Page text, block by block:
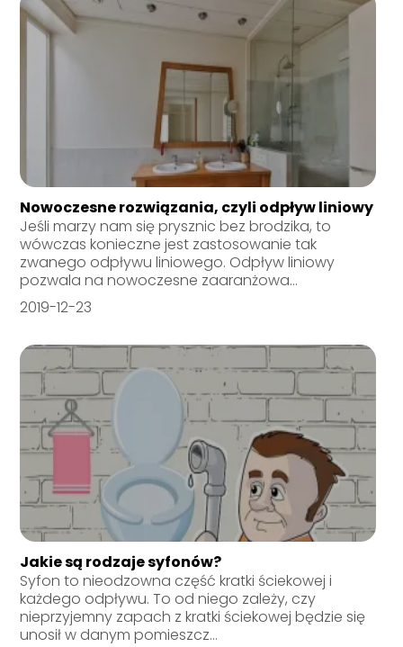
Nowoczesne rozwiązania, czyli odpływ liniowy
Jeśli marzy nam się prysznic bez brodzika, to
wówczas konieczne jest zastosowanie tak
zwanego odpływu liniowego. Odpływ liniowy
pozwala na nowoczesne zaaranżowa...
2019-12-23
Jakie są rodzaje syfonów?
Syfon to nieodzowna część kratki ściekowej i
każdego odpływu. To od niego zależy, czy
nieprzyjemny zapach z kratki ściekowej będzie się
unosił w danym pomieszcz...